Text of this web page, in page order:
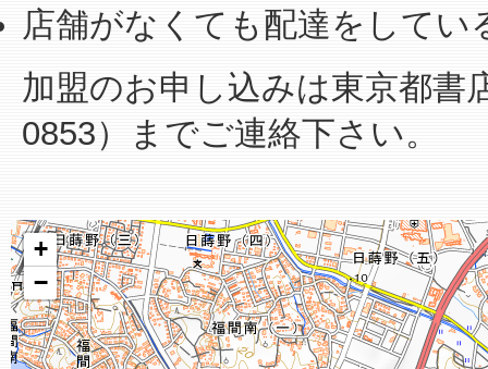
店舗がなくても配達をしてい
加盟のお申し込みは東京都書
0853）までご連絡下さい。
+
−